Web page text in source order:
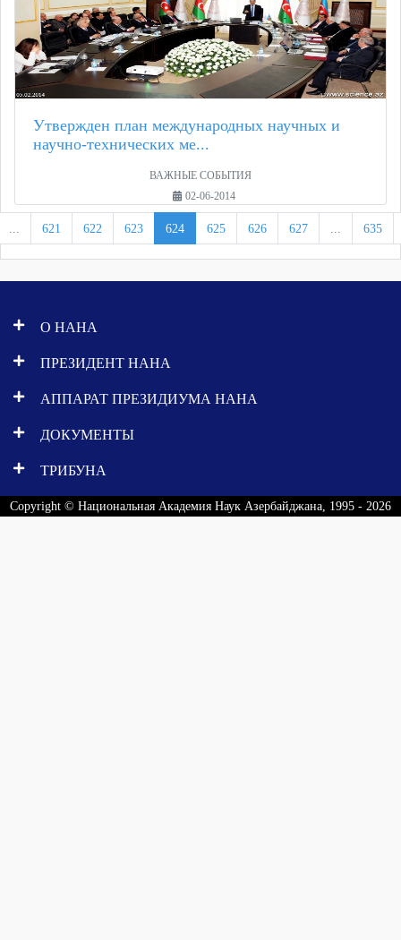
Утвержден план международных научных и
научно-технических ме...
ВАЖНЫЕ СОБЫТИЯ
02-06-2014
... 621 622 623 624 625 626 627 ... 635
О НАНА
ПРЕЗИДЕНТ НАНА
АППАРАТ ПРЕЗИДИУМА НАНА
ДОКУМЕНТЫ
ТРИБУНА
Copyright © Национальная Академия Наук Азербайджана, 1995 - 2026